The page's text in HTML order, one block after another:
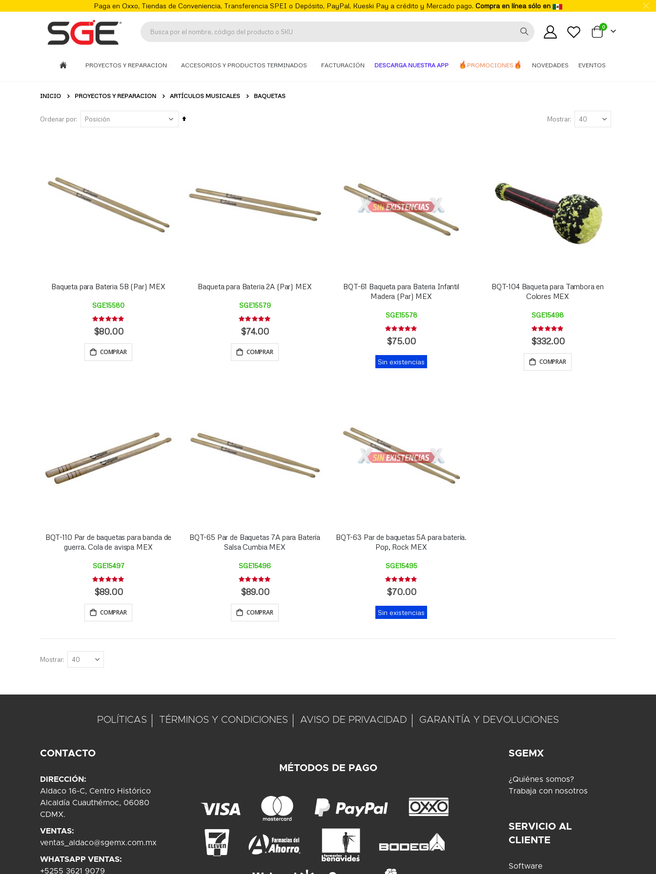
Paga en Oxxo, Tiendas de Conveniencia, Transferencia SPEI o Depósito, PayPal, Kueski Pay a crédito y Mercado pago. Compra en línea sólo en
Mi carrito
0elementos
PROYECTOS Y REPARACION ACCESORIOS Y PRODUCTOS TERMINADOS FACTURACIÓN DESCARGA NUESTRA APP PROMOCIONES NOVEDADES EVENTOS
INICIO PROYECTOS Y REPARACION ARTÍCULOS MUSICALES BAQUETAS
Ordenar por
Fijar
Mostrar
Baqueta para Bateria 5B (Par) MEX
SGE15580
Rating:
0%
$80.00
COMPRAR
Baqueta para Bateria 2A (Par) MEX
SGE15579
Rating:
0%
$74.00
COMPRAR
BQT-61 Baqueta para Bateria Infantil
Madera (Par) MEX
SGE15578
Rating:
0%
$75.00
Sin existencias
BQT-104 Baqueta para Tambora en
Colores MEX
SGE15498
Rating:
0%
$332.00
COMPRAR
BQT-110 Par de baquetas para banda de
guerra. Cola de avispa MEX
SGE15497
Rating:
0%
$89.00
COMPRAR
BQT-65 Par de Baquetas 7A para Batería
Salsa Cumbia MEX
SGE15496
Rating:
0%
$89.00
COMPRAR
BQT-63 Par de baquetas 5A para batería.
Pop, Rock MEX
SGE15495
Rating:
0%
$70.00
Sin existencias
Mostrar
POLÍTICAS TÉRMINOS Y CONDICIONES AVISO DE PRIVACIDAD GARANTÍA Y DEVOLUCIONES
CONTACTO
DIRECCIÓN:
Aldaco 16-C, Centro Histórico
Alcaldía Cuauthémoc, 06080
CDMX.
VENTAS:
ventas_aldaco@sgemx.com.mx
WHATSAPP VENTAS:
+5255 3621 9079
MÉTODOS DE PAGO
SGEMX
¿Quiénes somos?
Trabaja con nosotros
SERVICIO AL
CLIENTE
Software